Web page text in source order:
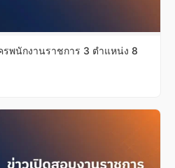
พนักงานราชการ 3 ตำแหน่ง 8